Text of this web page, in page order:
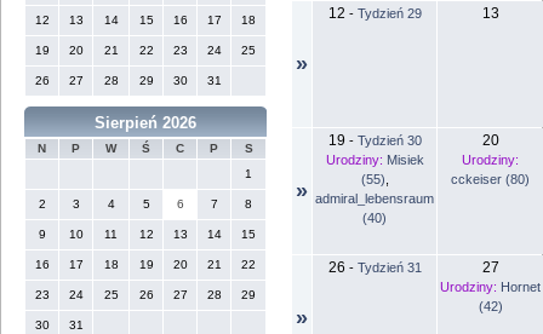
12 13 14 15 16 17 18
19 20 21 22 23 24 25
26 27 28 29 30 31
Sierpień 2026
N P W Ś C P
S
1
2 3 4 5 6 7 8
9 10 11 12 13 14 15
16 17 18 19 20 21 22
23 24 25 26 27 28 29
30 31
»
12 - Tydzień 29 13
»
19 - Tydzień 30
Urodziny: Misiek
(55)
admiral_lebensraum
(40)
20
Urodziny:
cckeiser (80)
»
26 - Tydzień 31 27
Urodziny: Hornet
(42)